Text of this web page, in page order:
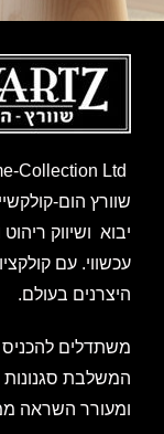
שוורץ הום-קולקשיין
יבוא ושיווק
עכשווי. עם
היצרנים בעולם.
משתדלים להכניס
המשלבת סגנונות
ומעורר השראה